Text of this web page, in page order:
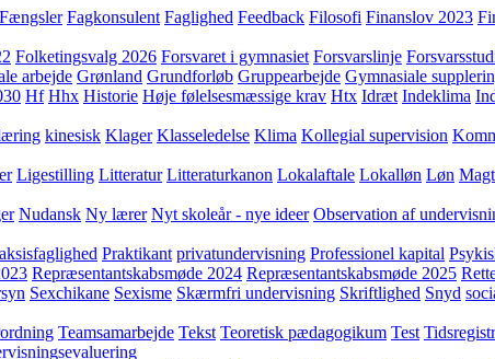
Fængsler Fagkonsulent Faglighed Feedback Filosofi Finanslov 2023
Folketingsvalg 2026 Forsvaret i gymnasiet Forsvarslinje
arbejde Grønland Grundforløb Gruppearbejde Gymnasiale
Hf Hhx Historie Høje følelsesmæssige krav Htx Idræt Indeklima
kinesisk Klager Klasseledelse Klima Kollegial supervision
Ligestilling Litteratur Litteraturkanon Lokalaftale Lokalløn Løn Magt
Nudansk Ny lærer Nyt skoleår - nye ideer Observation af
Praktikant privatundervisning Professionel kapital
Repræsentantskabsmøde 2024 Repræsentantskabsmøde 2025
Sexchikane Sexisme Skærmfri undervisning Skriftlighed Snyd
Teamsamarbejde Tekst Teoretisk pædagogikum Test